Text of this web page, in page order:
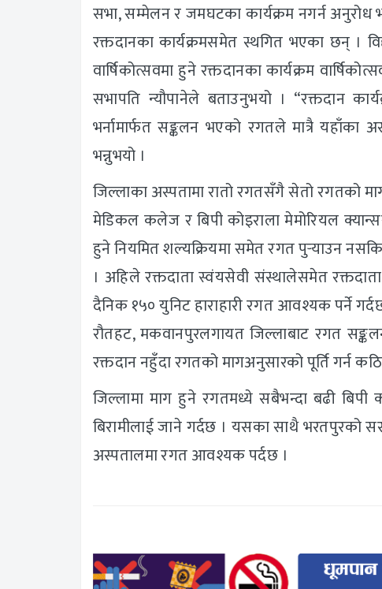
सभा, सम्मेलन र जमघटका कार्यक्रम नगर्न अनुरोध
रक्तदानका कार्यक्रमसमेत स्थगित भएका छन् ।
वार्षिकोत्सवमा हुने रक्तदानका कार्यक्रम
सभापति न्यौपानेले बताउनुभयो । “रक्तदान
भर्नामार्फत सङ्कलन भएको रगतले मात्रै
भन्नुभयो ।
जिल्लाका अस्पतामा रातो रगतसँगै सेतो रगतको
मेडिकल कलेज र बिपी कोइराला मेमोरियल
हुने नियमित शल्यक्रियमा समेत रगत पुर्‍याउन
। अहिले रक्तदाता स्वंयसेवी संस्थालेसमेत
दैनिक १५० युनिट हाराहारी रगत आवश्यक पर्ने
रौतहट, मकवानपुरलगायत जिल्लाबाट रगत
रक्तदान नहुँदा रगतको मागअनुसारको पूर्ति गर्न
जिल्लामा माग हुने रगतमध्ये सबैभन्दा बढी बिपी
बिरामीलाई जाने गर्दछ । यसका साथै भरतपुरको
अस्पतालमा रगत आवश्यक पर्दछ ।